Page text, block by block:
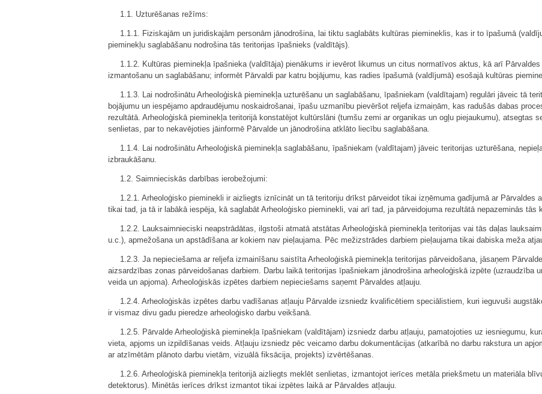
1.1. Uzturēšanas režīms:
1.1.1. Fiziskajām un juridiskajām personām jānodrošina, lai tiktu saglabāts kultūras piemineklis, kas ir to īpašumā
pieminekļu saglabāšanu nodrošina tās teritorijas īpašnieks (valdītājs).
1.1.2. Kultūras pieminekļa īpašnieka (valdītāja) pienākums ir ievērot likumus un citus normatīvos aktus, kā arī
izmantošanu un saglabāšanu; informēt Pārvaldi par katru bojājumu, kas radies īpašumā (valdījumā) esošajā kultūras
1.1.3. Lai nodrošinātu Arheoloģiskā pieminekļa uzturēšanu un saglabāšanu, īpašniekam (valdītajam) regulāri jāveic tā
bojājumu un iespējamo apdraudējumu noskaidrošanai, īpašu uzmanību pievēršot reljefa izmaiņām, kas radušās dabas
rezultātā. Arheoloģiskā pieminekļa teritorijā konstatējot kultūrslāni (tumšu zemi ar organikas un ogļu piejaukumu), atsegtas
senlietas, par to nekavējoties jāinformē Pārvalde un jānodrošina atklāto liecību saglabāšana.
1.1.4. Lai nodrošinātu Arheoloģiskā pieminekļa saglabāšanu, īpašniekam (valdītajam) jāveic teritorijas uzturēšana,
izbraukāšanu.
1.2. Saimnieciskās darbības ierobežojumi:
1.2.1. Arheoloģisko pieminekli ir aizliegts iznīcināt un tā teritoriju drīkst pārveidot tikai izņēmuma gadījumā ar Pārvaldes
tikai tad, ja tā ir labākā iespēja, kā saglabāt Arheoloģisko pieminekli, vai arī tad, ja pārveidojuma rezultātā nepazeminās tās
1.2.2. Lauksaimnieciski neapstrādātas, ilgstoši atmatā atstātas Arheoloģiskā pieminekļa teritorijas vai tās daļas
u.c.), apmežošana un apstādīšana ar kokiem nav pieļaujama. Pēc mežizstrādes darbiem pieļaujama tikai dabiska meža
1.2.3. Ja nepieciešama ar reljefa izmainīšanu saistīta Arheoloģiskā pieminekļa teritorijas pārveidošana, jāsaņem
aizsardzības zonas pārveidošanas darbiem. Darbu laikā teritorijas īpašniekam jānodrošina arheoloģiskā izpēte (uzraudzība
veida un apjoma). Arheoloģiskās izpētes darbiem nepieciešams saņemt Pārvaldes atļauju.
1.2.4. Arheoloģiskās izpētes darbu vadīšanas atļauju Pārvalde izsniedz kvalificētiem speciālistiem, kuri ieguvuši
ir vismaz divu gadu pieredze arheoloģisko darbu veikšanā.
1.2.5. Pārvalde Arheoloģiskā pieminekļa īpašniekam (valdītājam) izsniedz darbu atļauju, pamatojoties uz iesniegumu,
vieta, apjoms un izpildīšanas veids. Atļauju izsniedz pēc veicamo darbu dokumentācijas (atkarībā no darbu rakstura un
ar atzīmētām plānoto darbu vietām, vizuālā fiksācija, projekts) izvērtēšanas.
1.2.6. Arheoloģiskā pieminekļa teritorijā aizliegts meklēt senlietas, izmantojot ierīces metāla priekšmetu un materiāla
detektorus). Minētās ierīces drīkst izmantot tikai izpētes laikā ar Pārvaldes atļauju.